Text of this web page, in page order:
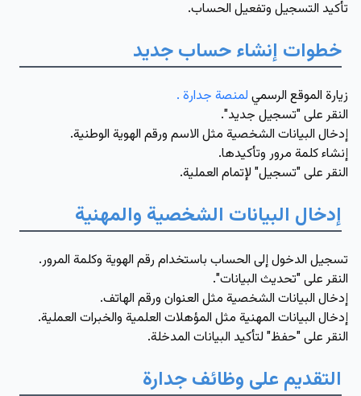
تأكيد التسجيل وتفعيل الحساب.
خطوات إنشاء حساب جديد
زيارة الموقع الرسمي لمنصة جدارة .
النقر على "تسجيل جديد".
إدخال البيانات الشخصية مثل الاسم ورقم الهوية الوطنية.
إنشاء كلمة مرور وتأكيدها.
النقر على "تسجيل" لإتمام العملية.
إدخال البيانات الشخصية والمهنية
تسجيل الدخول إلى الحساب باستخدام رقم الهوية وكلمة المرور.
النقر على "تحديث البيانات".
إدخال البيانات الشخصية مثل العنوان ورقم الهاتف.
إدخال البيانات المهنية مثل المؤهلات العلمية والخبرات العملية.
النقر على "حفظ" لتأكيد البيانات المدخلة.
التقديم على وظائف جدارة